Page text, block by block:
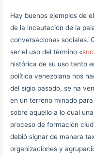
Hay buenos ejemplos de
de la incautación de la
conversaciones sociales.
ser el uso del término «
histórica de su uso tanto
política venezolana nos
del siglo pasado, se ha
en un terreno minado
sobre aquello a lo cual
proceso de formación
debió signar de manera
organizaciones y